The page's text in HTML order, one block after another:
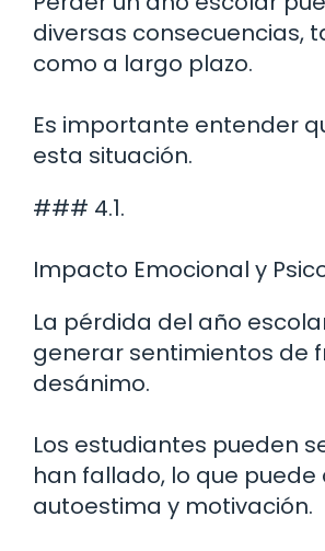
diversas consecuencias,
como a largo plazo.
Es importante entender
esta situación.
### 4.1.
Impacto Emocional y
La pérdida del año
generar sentimientos de
desánimo.
Los estudiantes pueden
han fallado, lo que
autoestima y motivación.